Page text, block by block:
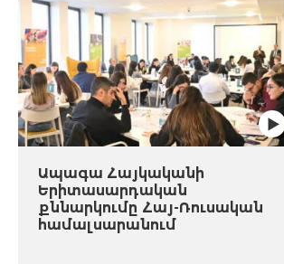
Ապագա Հայկականի
Երիտասարդական
քննարկումը Հայ-Ռուսական
համալսարանում